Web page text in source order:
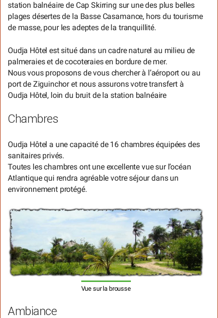
station balnéaire de Cap Skirring sur une des plus belles
plages désertes de la Basse Casamance, hors du tourisme
de masse, pour les adeptes de la tranquillité.
Oudja Hôtel est situé dans un cadre naturel au milieu de
palmeraies et de cocoteraies en bordure de mer.
Nous vous proposons de vous chercher à l’aéroport ou au
port de Ziguinchor et nous assurons votre transfert à
Oudja Hôtel, loin du bruit de la station balnéaire
Chambres
Oudja Hôtel a une capacité de 16 chambres équipées des
sanitaires privés.
Toutes les chambres ont une excellente vue sur l’océan
Atlantique qui rendra agréable votre séjour dans un
environnement protégé.
Vue sur la brousse
Ambiance